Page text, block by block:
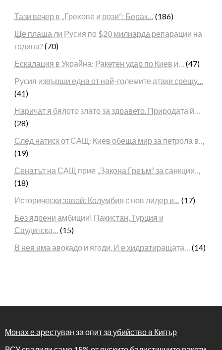
Тази вечер в „Грехове и рози“: Берак… (186)
Ще плаща ли Русия по $20 милиарда репарации на
година? (70)
Ескалация в Украйна: Ракетен удар по Киев и… (47)
Русия извърши една от най-големите атаки срещу…
(41)
Наричат я бялото злато за здравето. Природата й…
(28)
След натиск от САЩ: Киев обеща мир за петрола в…
(19)
Сенатът на САЩ прие „Закона Греъм“ за санкции…
(18)
Исторически завой: Колумбия с нов лидер и… (17)
Без ядрени амбиции! Пакистан, Турция и
Саудитска… (15)
В нея има авокадо и ягоди. И е хидратиращата… (14)
Монах е арестуван за опит за убийство в Кипър